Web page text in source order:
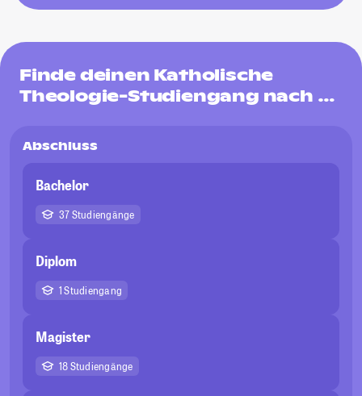
Finde deinen Katholische
Theologie-Studiengang nach …
Abschluss
Bachelor
37 Studiengänge
Diplom
1 Studiengang
Magister
18 Studiengänge